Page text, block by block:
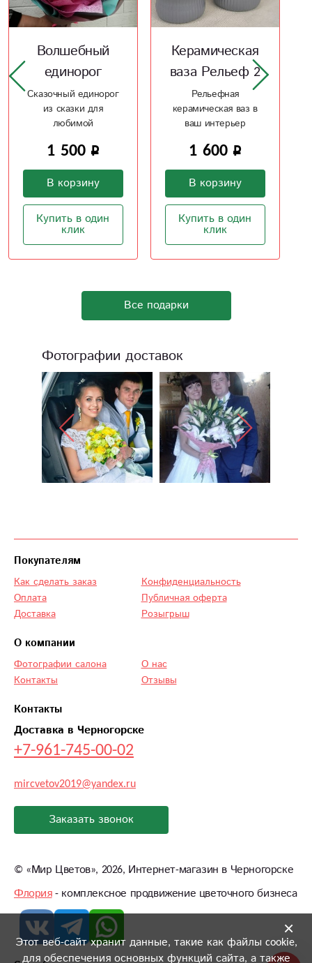
Керамическая
ваза Рельеф 2
Рельефная
керамическая ваз в
ваш интерьер
1 600
В корзину
Купить в один
клик
Ваза -
керамика 2
Керамическая ваза
необычной формы
920
В корзину
Купить в один
клик
Все подарки
Фотографии доставок
Этот веб-сайт хранит данные, такие как файлы cookie,
для обеспечения основных функций сайта, а также
×
Контакты
Доставка в Черногорске
+7-961-745-00-02
mircvetov2019@yandex.ru
Заказать звонок
Покупателям
Как сделать заказ
Оплата
Доставка
Конфиденциальность
Публичная оферта
Розыгрыш
О компании
Фотографии салона
Контакты
О нас
Отзывы
© «Мир Цветов», 2026, Интернет-магазин в Черногорске
Флория- комплексное продвижение цветочного бизнеса